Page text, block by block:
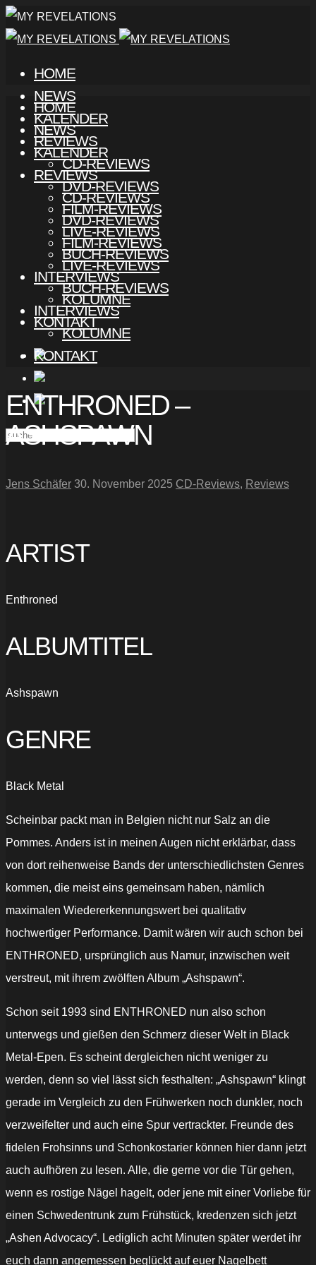
HOME
NEWS
KALENDER
REVIEWS
CD-REVIEWS
DVD-REVIEWS
FILM-REVIEWS
LIVE-REVIEWS
BUCH-REVIEWS
INTERVIEWS
KOLUMNE
KONTAKT
HOME
NEWS
KALENDER
REVIEWS
CD-REVIEWS
DVD-REVIEWS
FILM-REVIEWS
LIVE-REVIEWS
BUCH-REVIEWS
INTERVIEWS
KOLUMNE
KONTAKT
ENTHRONED –
ASHSPAWN
Jens Schäfer 30. November 2025 CD-Reviews, Reviews
ARTIST
Enthroned
ALBUMTITEL
Ashspawn
GENRE
Black Metal
Scheinbar packt man in Belgien nicht nur Salz an die
Pommes. Anders ist in meinen Augen nicht erklärbar, dass
von dort reihenweise Bands der unterschiedlichsten Genres
kommen, die meist eins gemeinsam haben, nämlich
maximalen Wiedererkennungswert bei qualitativ
hochwertiger Performance. Damit wären wir auch schon bei
ENTHRONED, ursprünglich aus Namur, inzwischen weit
verstreut, mit ihrem zwölften Album „Ashspawn“.
Schon seit 1993 sind ENTHRONED nun also schon
unterwegs und gießen den Schmerz dieser Welt in Black
Metal-Epen. Es scheint dergleichen nicht weniger zu
werden, denn so viel lässt sich festhalten: „Ashspawn“ klingt
gerade im Vergleich zu den Frühwerken noch dunkler, noch
verzweifelter und auch eine Spur vertrackter. Freunde des
fidelen Frohsinns und Schonkostarier können hier dann jetzt
auch aufhören zu lesen. Alle, die gerne vor die Tür gehen,
wenn es rostige Nägel hagelt, oder jene mit einer Vorliebe für
einen Schwedentrunk zum Frühstück, kredenzen sich jetzt
„Ashen Advocacy“. Lediglich acht Minuten später werdet ihr
euch dann angemessen beglückt auf euer Nagelbett